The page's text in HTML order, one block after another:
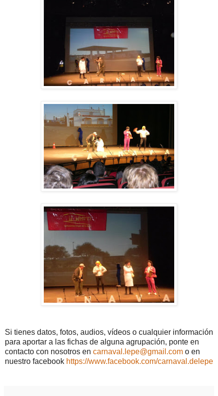
Si tienes datos, fotos, audios, vídeos o cualquier información
para aportar a las fichas de alguna agrupación, ponte en
contacto con nosotros en carnaval.lepe@gmail.com o en
nuestro facebook https://www.facebook.com/carnaval.delepe